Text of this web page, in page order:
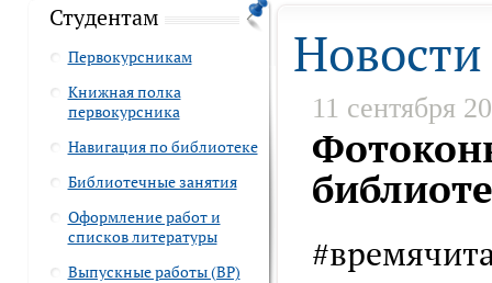
Студентам
Первокурсникам
Книжная полка
первокурсника
Навигация по библиотеке
Библиотечные занятия
Оформление работ и
списков литературы
Выпускные работы (ВР)
Новости
11 сентября